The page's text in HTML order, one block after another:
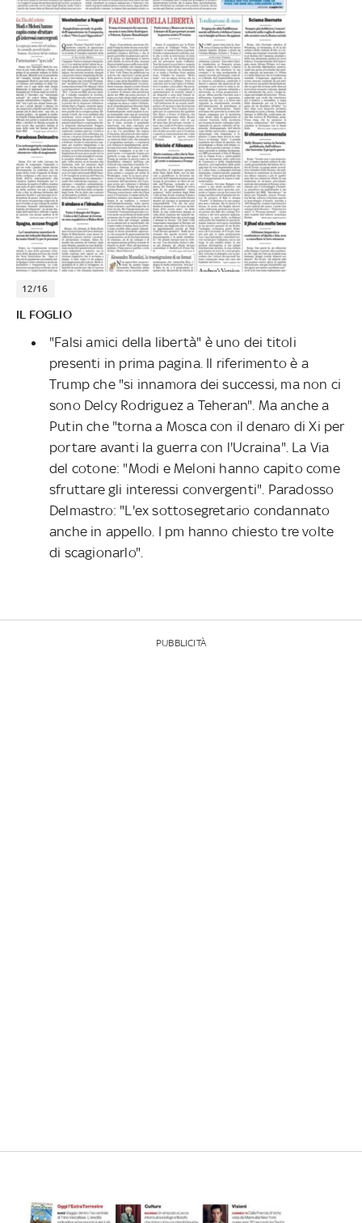
12/16
IL FOGLIO
"Falsi amici della libertà" è uno dei titoli
presenti in prima pagina. Il riferimento è a
Trump che "si innamora dei successi, ma non ci
sono Delcy Rodriguez a Teheran". Ma anche a
Putin che "torna a Mosca con il denaro di Xi per
portare avanti la guerra con l'Ucraina". La Via
del cotone: "Modi e Meloni hanno capito come
sfruttare gli interessi convergenti". Paradosso
Delmastro: "L'ex sottosegretario condannato
anche in appello. I pm hanno chiesto tre volte
di scagionarlo".
PUBBLICITÀ